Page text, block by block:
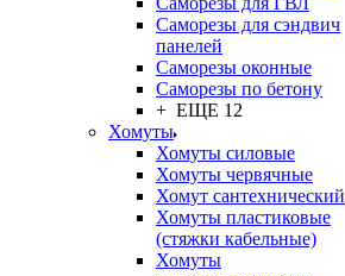
Саморезы для сэндвич
панелей
Саморезы оконные
Саморезы по бетону
+ ЕЩЕ 12
Хомуты
Хомуты силовые
Хомуты червячные
Хомут сантехнический
Хомуты пластиковые
(стяжки кабельные)
Хомуты